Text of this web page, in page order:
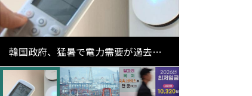
韓国政府、猛暑で電力需要が過去最
高更新の可能性に需給対応体制を点